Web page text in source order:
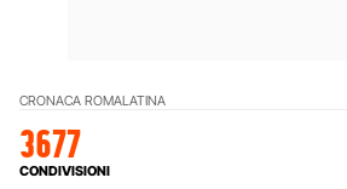
CRONACA ROMALATINA
3677
CONDIVISIONI